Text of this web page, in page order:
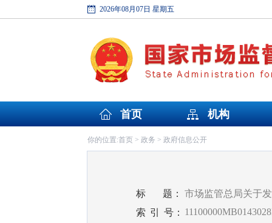
2026年08月07日 星期五
首页 机构
你的位置:首页> 政务 > 政府信息公开
标 题：
市场监管总局关于
索 引 号：